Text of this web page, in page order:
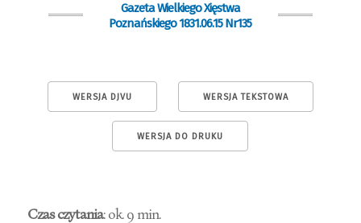
Gazeta Wielkiego Xięstwa
Poznańskiego 1831.06.15 Nr135
WERSJA DJVU WERSJA TEKSTOWA
WERSJA DO DRUKU
Czas czytania: ok. 9 min.